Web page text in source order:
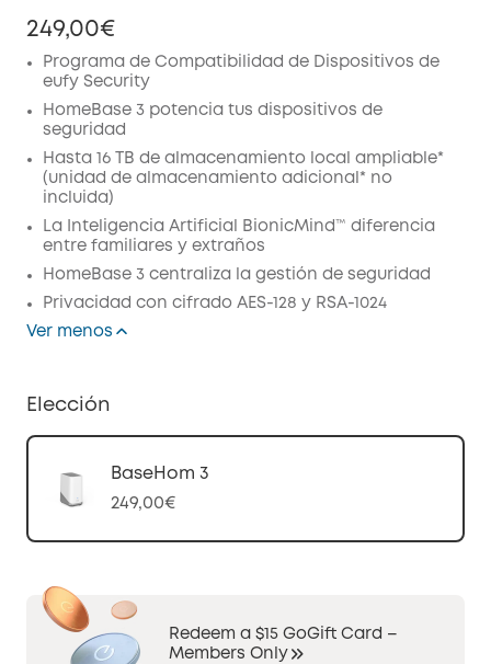
249,00€
Programa de Compatibilidad de Dispositivos de
eufy Security
HomeBase 3 potencia tus dispositivos de
seguridad
Hasta 16 TB de almacenamiento local ampliable*
(unidad de almacenamiento adicional* no
incluida)
La Inteligencia Artificial BionicMind™ diferencia
entre familiares y extraños
HomeBase 3 centraliza la gestión de seguridad
Privacidad con cifrado AES-128 y RSA-1024
Ver menos
Elección
BaseHom 3
249,00€
Redeem a $15 GoGift Card –
Members Only